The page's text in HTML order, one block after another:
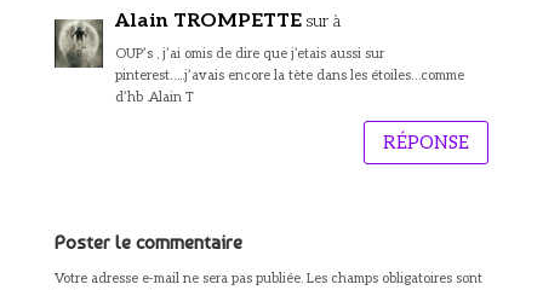
Alain TROMPETTE sur à
OUP’s , j’ai omis de dire que j’etais aussi sur
pinterest…..j’avais encore la tète dans les étoiles…comme
d’hb .Alain T
RÉPONSE
Poster le commentaire
Votre adresse e-mail ne sera pas publiée. Les champs obligatoires sont